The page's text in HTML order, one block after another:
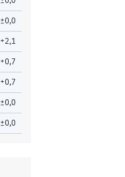
±0,0
+2,1
+0,7
+0,7
±0,0
±0,0